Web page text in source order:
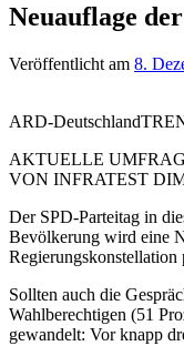
Neuauflage
Veröffentlicht am 8.
ARD-
AKTUELLE
VON INFRATEST
Der SPD-Parteitag in
Bevölkerung wird eine
Sollten auch die
Wahlberechtigen (51
gewandelt: Vor knapp